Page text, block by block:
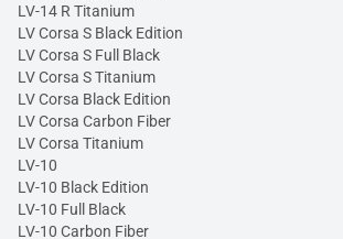
LV-14 R Titanium
LV Corsa S Black Edition
LV Corsa S Full Black
LV Corsa S Titanium
LV Corsa Black Edition
LV Corsa Carbon Fiber
LV Corsa Titanium
LV-10
LV-10 Black Edition
LV-10 Full Black
LV-10 Carbon Fiber